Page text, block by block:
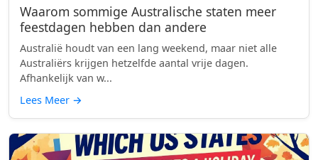
Waarom sommige Australische staten meer
feestdagen hebben dan andere
Australië houdt van een lang weekend, maar niet alle
Australiërs krijgen hetzelfde aantal vrije dagen.
Afhankelijk van w...
Lees Meer →